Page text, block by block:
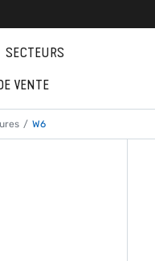
SECTEURS
VENTE
W6